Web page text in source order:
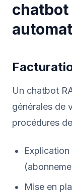
chatbot
Un chatbot
générales de
procédures
Mise en